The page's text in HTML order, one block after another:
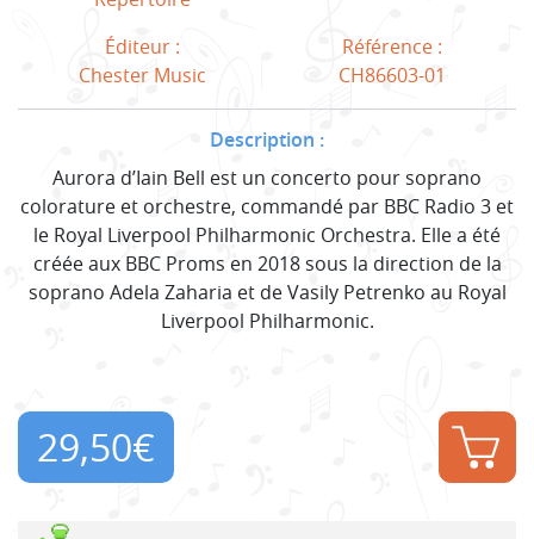
Éditeur :
Chester Music
Référence :
CH86603-01
Description :
Aurora d’Iain Bell est un concerto pour soprano
colorature et orchestre, commandé par BBC Radio 3 et
le Royal Liverpool Philharmonic Orchestra. Elle a été
créée aux BBC Proms en 2018 sous la direction de la
soprano Adela Zaharia et de Vasily Petrenko au Royal
Liverpool Philharmonic.
29,50€